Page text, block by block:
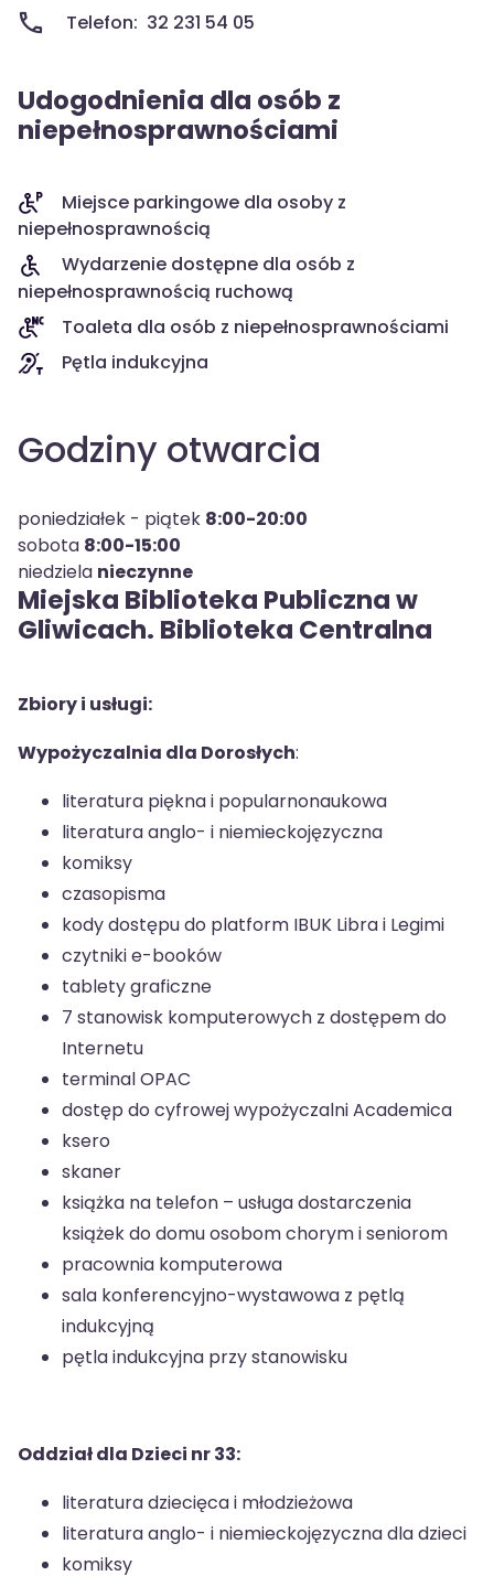
Telefon: 32 231 54 05
Udogodnienia dla osób z
niepełnosprawnościami
Miejsce parkingowe dla osoby z
niepełnosprawnością
Wydarzenie dostępne dla osób z
niepełnosprawnością ruchową
Toaleta dla osób z niepełnosprawnościami
Pętla indukcyjna
Godziny otwarcia
poniedziałek - piątek 8:00-20:00
sobota 8:00-15:00
niedziela nieczynne
Miejska Biblioteka Publiczna w
Gliwicach. Biblioteka Centralna
Zbiory i usługi:
Wypożyczalnia dla Dorosłych:
literatura piękna i popularnonaukowa
literatura anglo- i niemieckojęzyczna
komiksy
czasopisma
kody dostępu do platform IBUK Libra i Legimi
czytniki e-booków
tablety graficzne
7 stanowisk komputerowych z dostępem do
Internetu
terminal OPAC
dostęp do cyfrowej wypożyczalni Academica
ksero
skaner
książka na telefon – usługa dostarczenia
książek do domu osobom chorym i seniorom
pracownia komputerowa
sala konferencyjno-wystawowa z pętlą
indukcyjną
pętla indukcyjna przy stanowisku
Oddział dla Dzieci nr 33:
literatura dziecięca i młodzieżowa
literatura anglo- i niemieckojęzyczna dla dzieci
komiksy